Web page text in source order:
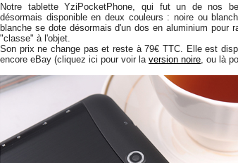
Notre tablette YziPocketPhone, qui fut un de nos
désormais disponible en deux couleurs : noire ou
blanche se dote désormais d'un dos en aluminium pour
"classe" à l'objet.
Son prix ne change pas et reste à 79€ TTC. Elle est
encore eBay (cliquez ici pour voir la version noire , ou là